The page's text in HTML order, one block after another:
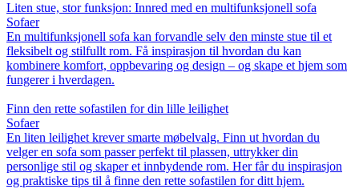
Liten stue, stor funksjon: Innred med en multifunksjonell sofa
Sofaer
En multifunksjonell sofa kan forvandle selv den minste stue til et
fleksibelt og stilfullt rom. Få inspirasjon til hvordan du kan
kombinere komfort, oppbevaring og design – og skape et hjem som
fungerer i hverdagen.
Finn den rette sofastilen for din lille leilighet
Sofaer
En liten leilighet krever smarte møbelvalg. Finn ut hvordan du
velger en sofa som passer perfekt til plassen, uttrykker din
personlige stil og skaper et innbydende rom. Her får du inspirasjon
og praktiske tips til å finne den rette sofastilen for ditt hjem.